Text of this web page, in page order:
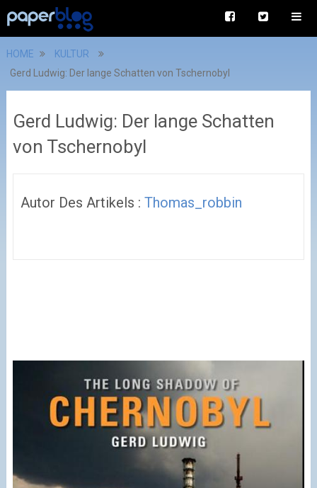
HOME
KULTUR
Gerd Ludwig: Der lange Schatten von Tschernobyl
Gerd Ludwig: Der lange Schatten
von Tschernobyl
Autor Des Artikels : Thomas_robbin